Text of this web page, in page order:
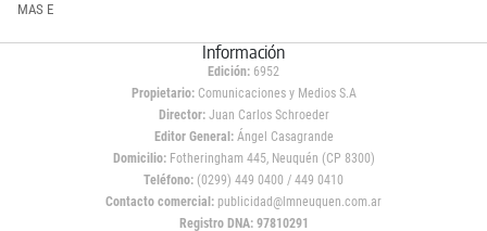
MAS E
Información
Edición: 6952
Propietario:Comunicaciones y Medios S.A
Director: Juan Carlos Schroeder
Editor General:Ángel Casagrande
Domicilio:Fotheringham 445, Neuquén (CP 8300)
Teléfono: (0299) 449 0400 / 449 0410
Contacto comercial: publicidad@lmneuquen.com.ar
Registro DNA: 97810291